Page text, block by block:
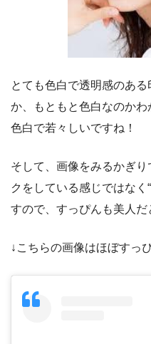
とても色白で透明感のあ
か、もともと色白なのか
色白で若々しいですね！
そして、画像をみるかぎ
クをしている感じではなく
すので、すっぴんも美人だ
↓こちらの画像はほぼすっ